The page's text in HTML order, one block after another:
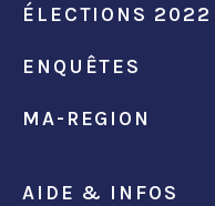
ÉLECTIONS 2022
ENQUÊTES
MA-REGION
AIDE & INFOS